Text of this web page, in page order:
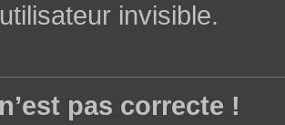
invisible.
pas correcte !